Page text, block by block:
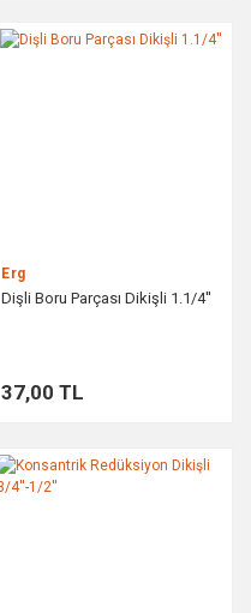
Erg
Dişli Boru Parçası Dikişli 1.1/4''
37,00 TL